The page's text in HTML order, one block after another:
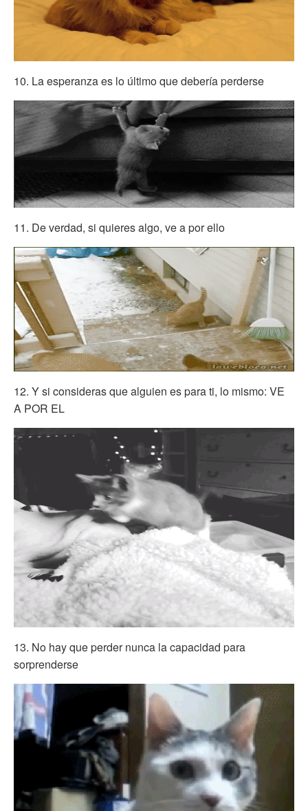
10. La esperanza es lo último que debería perderse
11. De verdad, si quieres algo, ve a por ello
12. Y si consideras que alguien es para ti, lo mismo: VE
A POR EL
13. No hay que perder nunca la capacidad para
sorprenderse